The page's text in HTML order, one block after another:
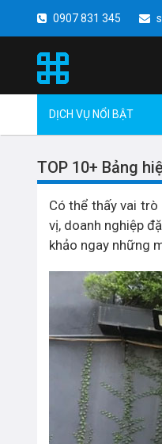
0907 831 345
DỊCH VỤ NỔI BẬT
TOP 10+ Bảng
Có thể thấy vai
vị, doanh nghiệp
khảo ngay những